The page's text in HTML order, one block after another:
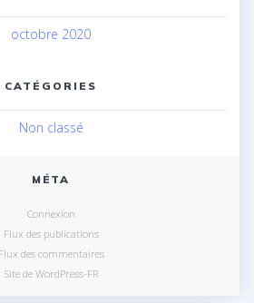
octobre 2020
CATÉGORIES
Non classé
MÉTA
Connexion
Flux des publications
Flux des commentaires
Site de WordPress-FR